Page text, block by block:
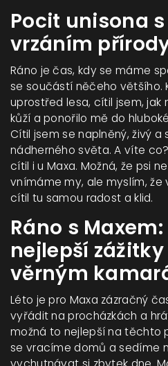
Pocit unisona
vrzáním
Ráno je čas, kdy se máme
se součástí něčeho většího.
uprostřed lesa, cítil jsem, jak
kůží a ponořilo mě do
Cítil jsem se naplněný, živý
nádherného světa. A víte
cítil i u Maxa. Možná, že psi
vnímáme my, ale myslím, že
cítil tu samou radost a klid.
Ráno s
nejlepší
věrným
Léto je pro Maxa zázračný
vyřádit na procházkách a
možná to nejlepší na těchto
se vracíme domů a sedíme